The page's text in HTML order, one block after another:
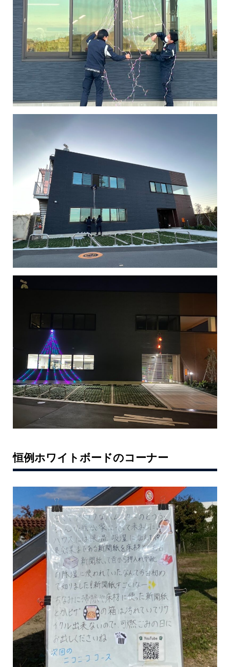
恒例ホワイトボードのコーナー